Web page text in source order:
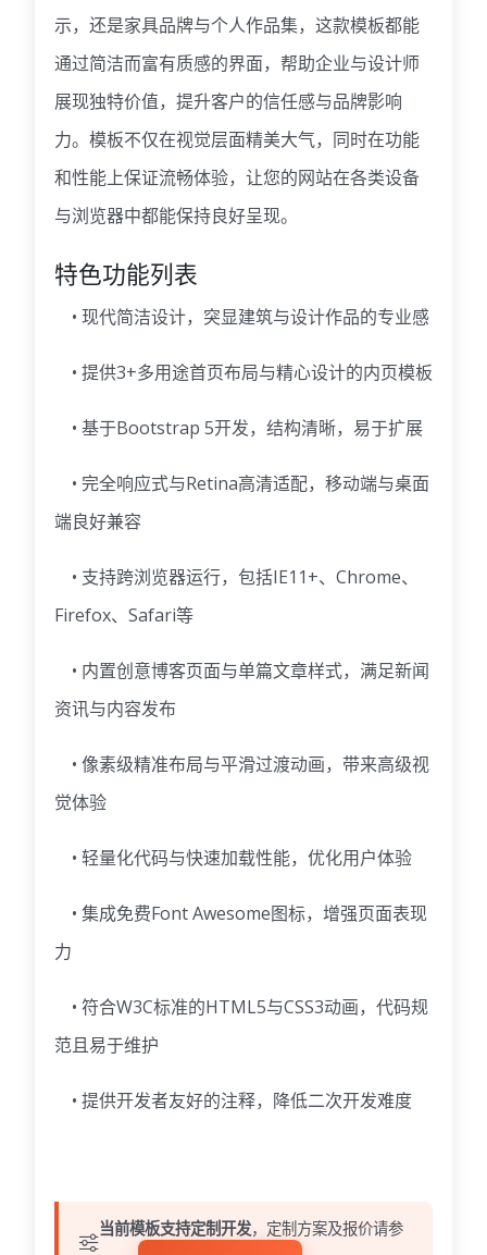
示，还是家具品牌与个人作品集，这款模板都能
通过简洁而富有质感的界面，帮助企业与设计师
展现独特价值，提升客户的信任感与品牌影响
力。模板不仅在视觉层面精美大气，同时在功能
和性能上保证流畅体验，让您的网站在各类设备
与浏览器中都能保持良好呈现。
特色功能列表
• 现代简洁设计，突显建筑与设计作品的专业感
• 提供3+多用途首页布局与精心设计的内页模板
• 基于Bootstrap 5开发，结构清晰，易于扩展
• 完全响应式与Retina高清适配，移动端与桌面
端良好兼容
• 支持跨浏览器运行，包括IE11+、Chrome、
Firefox、Safari等
• 内置创意博客页面与单篇文章样式，满足新闻
资讯与内容发布
• 像素级精准布局与平滑过渡动画，带来高级视
觉体验
• 轻量化代码与快速加载性能，优化用户体验
• 集成免费Font Awesome图标，增强页面表现
力
• 符合W3C标准的HTML5与CSS3动画，代码规
范且易于维护
• 提供开发者友好的注释，降低二次开发难度
当前模板支持定制开发，定制方案及报价请参